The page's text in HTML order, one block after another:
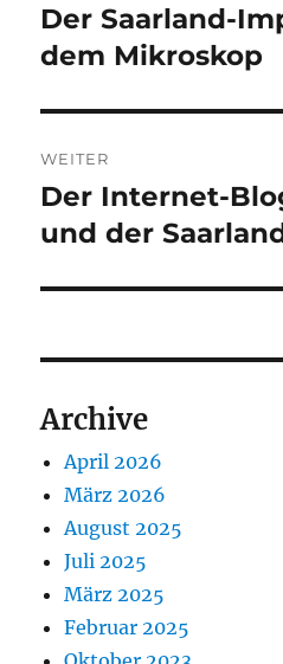
Vorheriger
Beitrag:
Der Saarland-
dem Mikroskop
WEITER
Nächster
Beitrag:
Der Internet-
und der
Archive
April 2026
März 2026
August 2025
Juli 2025
März 2025
Februar 2025